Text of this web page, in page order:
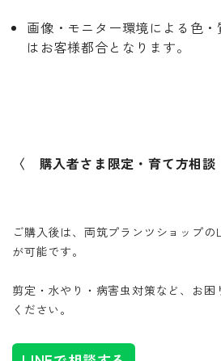
画像・モニター環境による色
はお客様都合となります。
〈 購入者さま限定・育て方相
ご購入後は、両筑プランツショップ
が可能です。
剪定・水やり・病害虫対策など、お
ください。